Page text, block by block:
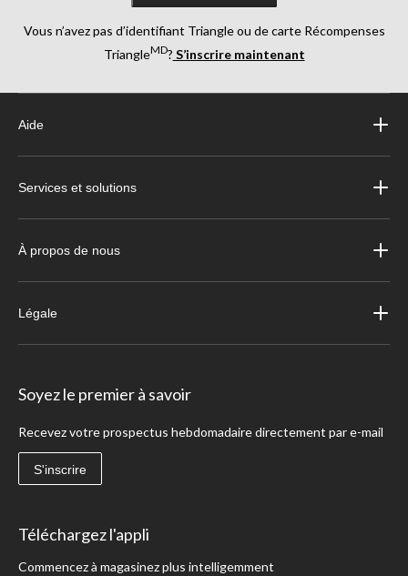
Vous n’avez pas d’identifiant Triangle ou de carte Récompenses
TriangleMD? S’inscrire maintenant
Aide
Services et solutions
À propos de nous
Légale
Soyez le premier à savoir
Recevez votre prospectus hebdomadaire directement par e-mail
S'inscrire
Téléchargez l'appli
Commencez à magasinez plus intelligemment